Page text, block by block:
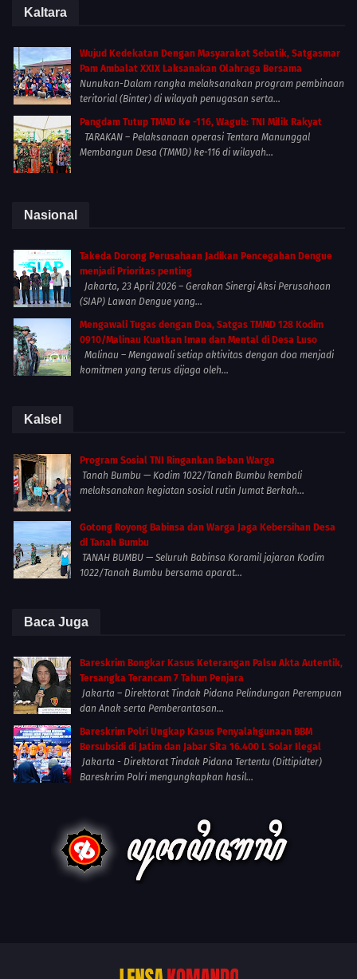
Kaltara
Wujud Kedekatan Dengan Masyarakat Sebatik, Satgasmar
Pam Ambalat XXIX Laksanakan Olahraga Bersama
Nunukan-Dalam rangka melaksanakan program pembinaan
teritorial (Binter) di wilayah penugasan serta...
Pangdam Tutup TMMD Ke -116, Wagub: TNI Milik Rakyat
TARAKAN – Pelaksanaan operasi Tentara Manunggal
Membangun Desa (TMMD) ke-116 di wilayah...
Nasional
Takeda Dorong Perusahaan Jadikan Pencegahan Dengue
menjadi Prioritas penting
Jakarta, 23 April 2026 – Gerakan Sinergi Aksi Perusahaan
(SIAP) Lawan Dengue yang...
Mengawali Tugas dengan Doa, Satgas TMMD 128 Kodim
0910/Malinau Kuatkan Iman dan Mental di Desa Luso
Malinau – Mengawali setiap aktivitas dengan doa menjadi
komitmen yang terus dijaga oleh...
Kalsel
Program Sosial TNI Ringankan Beban Warga
Tanah Bumbu — Kodim 1022/Tanah Bumbu kembali
melaksanakan kegiatan sosial rutin Jumat Berkah...
Gotong Royong Babinsa dan Warga Jaga Kebersihan Desa
di Tanah Bumbu
TANAH BUMBU — Seluruh Babinsa Koramil jajaran Kodim
1022/Tanah Bumbu bersama aparat...
Baca Juga
Bareskrim Bongkar Kasus Keterangan Palsu Akta Autentik,
Tersangka Terancam 7 Tahun Penjara
Jakarta – Direktorat Tindak Pidana Pelindungan Perempuan
dan Anak serta Pemberantasan...
Bareskrim Polri Ungkap Kasus Penyalahgunaan BBM
Bersubsidi di Jatim dan Jabar Sita 16.400 L Solar Ilegal
Jakarta - Direktorat Tindak Pidana Tertentu (Dittipidter)
Bareskrim Polri mengungkapkan hasil...